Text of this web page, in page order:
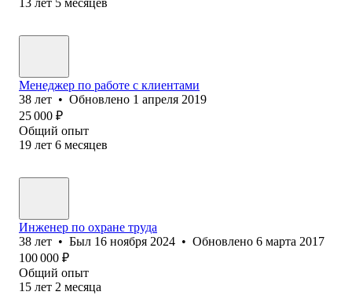
Менеджер по работе с клиентами
38 лет • Обновлено 1 апреля 2019
25 000 ₽
Общий опыт
19 лет 6 месяцев
Инженер по охране труда
38 лет • Был 16 ноября 2024 • Обновлено 6 марта 2017
100 000 ₽
Общий опыт
15 лет 2 месяца